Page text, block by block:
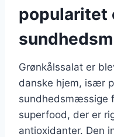
popularitet
Grønkålssalat er
danske hjem, især
sundhedsmæssige
superfood, der er
antioxidanter. Den